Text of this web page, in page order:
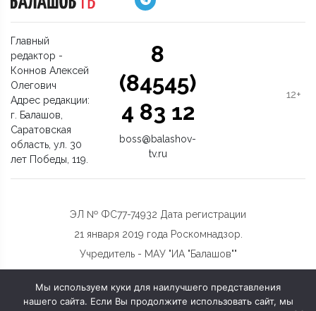
Главный
редактор -
Коннов Алексей
Олегович
Адрес редакции:
г. Балашов,
Саратовская
область, ул. 30
лет Победы, 119.
8
(84545)
4 83 12
boss@balashov-
tv.ru
12+
ЭЛ № ФС77-74932 Дата регистрации
21 января 2019 года Роскомнадзор.
Учредитель - МАУ "ИА "Балашов""
Мы используем куки для наилучшего представления
нашего сайта. Если Вы продолжите использовать сайт, мы